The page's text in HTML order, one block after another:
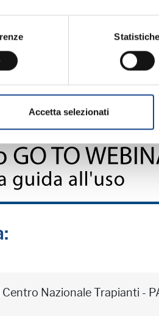
Statistiche
Accetta selezionati
Nazionale Trapianti -